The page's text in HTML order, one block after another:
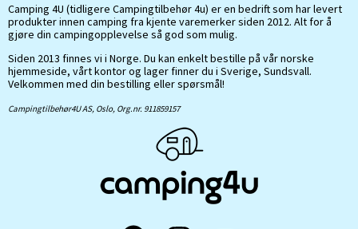
Camping 4U (tidligere Campingtilbehør 4u) er en bedrift som har levert
produkter innen camping fra kjente varemerker siden 2012. Alt for å
gjøre din campingopplevelse så god som mulig.
Siden 2013 finnes vi i Norge. Du kan enkelt bestille på vår norske
hjemmeside, vårt kontor og lager finner du i Sverige, Sundsvall.
Velkommen med din bestilling eller spørsmål!
Campingtilbehør4U AS, Oslo, Org.nr. 911859157